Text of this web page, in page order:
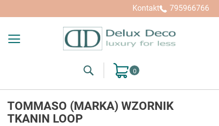
Kontakt 795966766
SearchMój koszyk
TOMMASO (MARKA) WZORNIK
TKANIN LOOP